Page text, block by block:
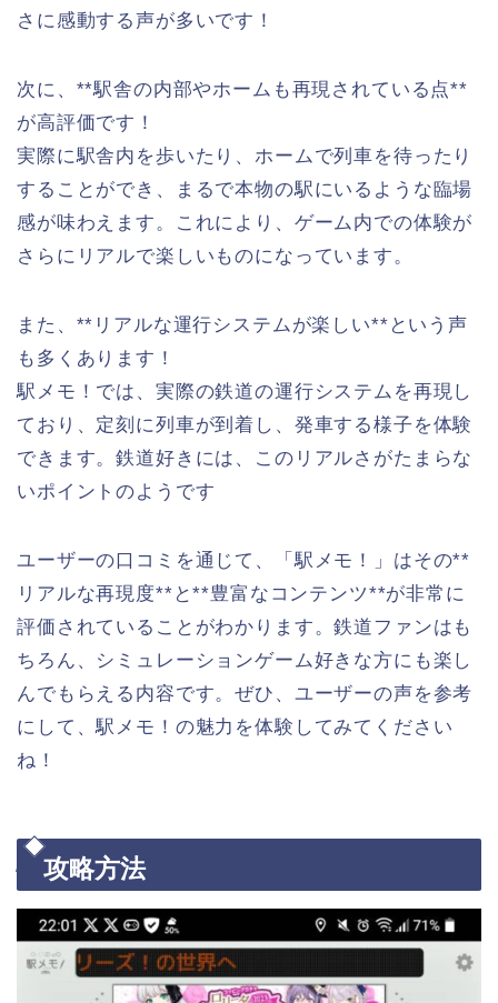
さに感動する声が多いです！
次に、**駅舎の内部やホームも再現されている点**
が高評価です！
実際に駅舎内を歩いたり、ホームで列車を待ったり
することができ、まるで本物の駅にいるような臨場
感が味わえます。これにより、ゲーム内での体験が
さらにリアルで楽しいものになっています。
また、**リアルな運行システムが楽しい**という声
も多くあります！
駅メモ！では、実際の鉄道の運行システムを再現し
ており、定刻に列車が到着し、発車する様子を体験
できます。鉄道好きには、このリアルさがたまらな
いポイントのようです
ユーザーの口コミを通じて、「駅メモ！」はその**
リアルな再現度**と**豊富なコンテンツ**が非常に
評価されていることがわかります。鉄道ファンはも
ちろん、シミュレーションゲーム好きな方にも楽し
んでもらえる内容です。ぜひ、ユーザーの声を参考
にして、駅メモ！の魅力を体験してみてください
ね！
攻略方法